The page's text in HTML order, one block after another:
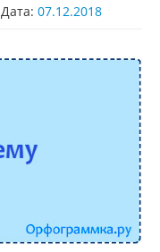
Дата: 07.12.2018